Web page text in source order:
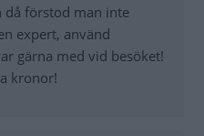
då förstod man inte
expert, använd
gärna med vid besöket!
kronor!